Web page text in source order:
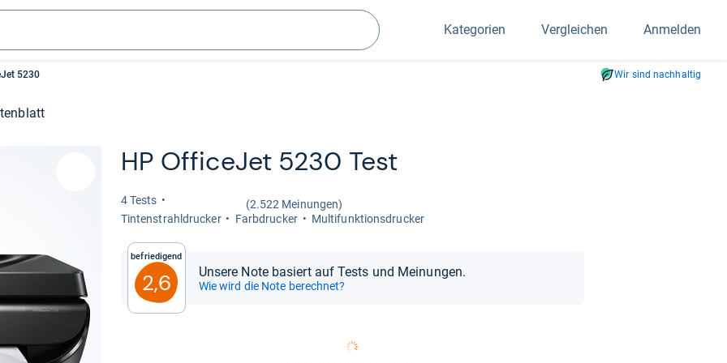
Suchen
Kategorien Vergleichen Anmelden
5230 Wir sind nachhaltig
HP Offi­ce­Jet 5230 Test
4 Tests
(2.522 Meinungen)
Tin­ten­strahl­dru­cker
Farb­dru­cker Mul­ti­funk­ti­ons­dru­cker
Befriedigend
2,6 Unsere Note basiert auf Tests und Meinungen.
Wie wird die Note berechnet?